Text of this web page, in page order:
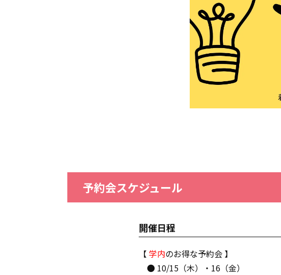
予約会スケジュール
開催日程
【 学内のお得な予約会 】
● 10/15（木）・16（金）